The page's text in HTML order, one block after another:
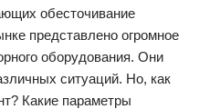
обесточивание
представлено огромное
оборудования. Они
ситуаций. Но, как
Какие параметры